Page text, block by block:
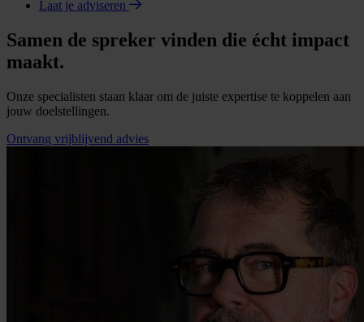
Laat je adviseren
Samen de spreker vinden die écht impact
maakt.
Onze specialisten staan klaar om de juiste expertise te koppelen aan
jouw doelstellingen.
Ontvang vrijblijvend advies